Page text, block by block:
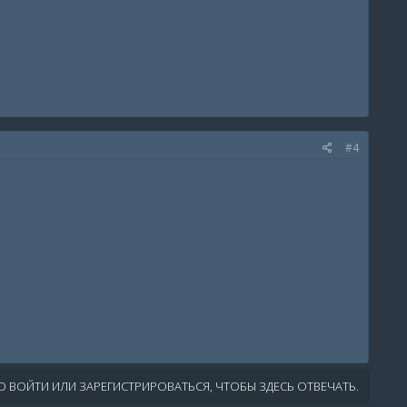
#4
ИЛИ ЗАРЕГИСТРИРОВАТЬСЯ, ЧТОБЫ ЗДЕСЬ ОТВЕЧАТЬ.